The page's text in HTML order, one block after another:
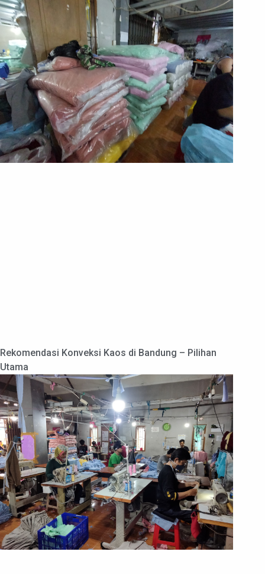
Rekomendasi Konveksi Kaos di Bandung – Pilihan
Utama